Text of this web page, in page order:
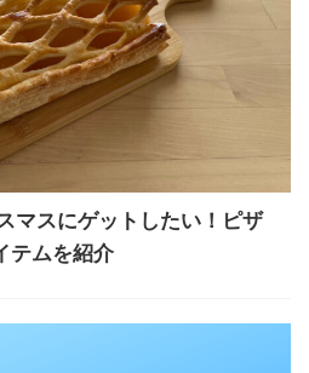
マスにゲットしたい！ピザ
テムを紹介